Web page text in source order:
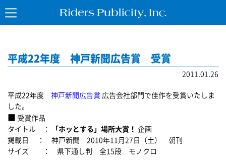
平成22年度 神戸新聞広告賞 受賞
2011.01.26
平成22年度 神戸新聞広告賞 広告会社部門で佳作を受賞いたしま
した。
受賞作品
タイトル ：
「ホッとする」場所大賞！ 企画
掲載日 ： 神戸新聞 2010年11月27日（土） 朝刊
サイズ ： 県下通し判 全15段 モノクロ